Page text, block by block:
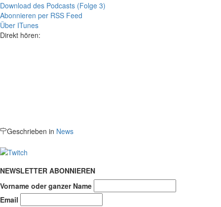
Download des Podcasts (Folge 3)
Abonnieren per RSS Feed
Über ITunes
Direkt hören:
Geschrieben in News
NEWSLETTER ABONNIEREN
Vorname oder ganzer Name
Email